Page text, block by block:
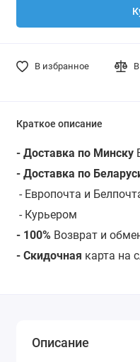
В избранное
Краткое описание
- Доставка по Минску
- Доставка по
- Европочта и
- Курьером
- 100% Возврат и
- Скидочная карта на
Описание